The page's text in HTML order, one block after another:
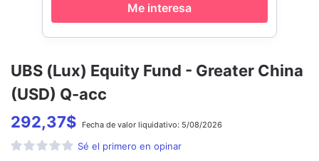
UBS (Lux) Equity Fund - Greater China
(USD) Q-acc
292,37$ Fecha de valor liquidativo: 5/08/2026
Sé el primero en opinar
Me interesa